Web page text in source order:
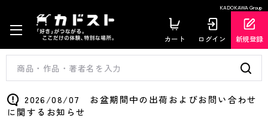
KADOKAWA Group
カート ログイン 新規登録
2026/08/07 お盆期間中の出荷およびお問い合わせ
に関するお知らせ